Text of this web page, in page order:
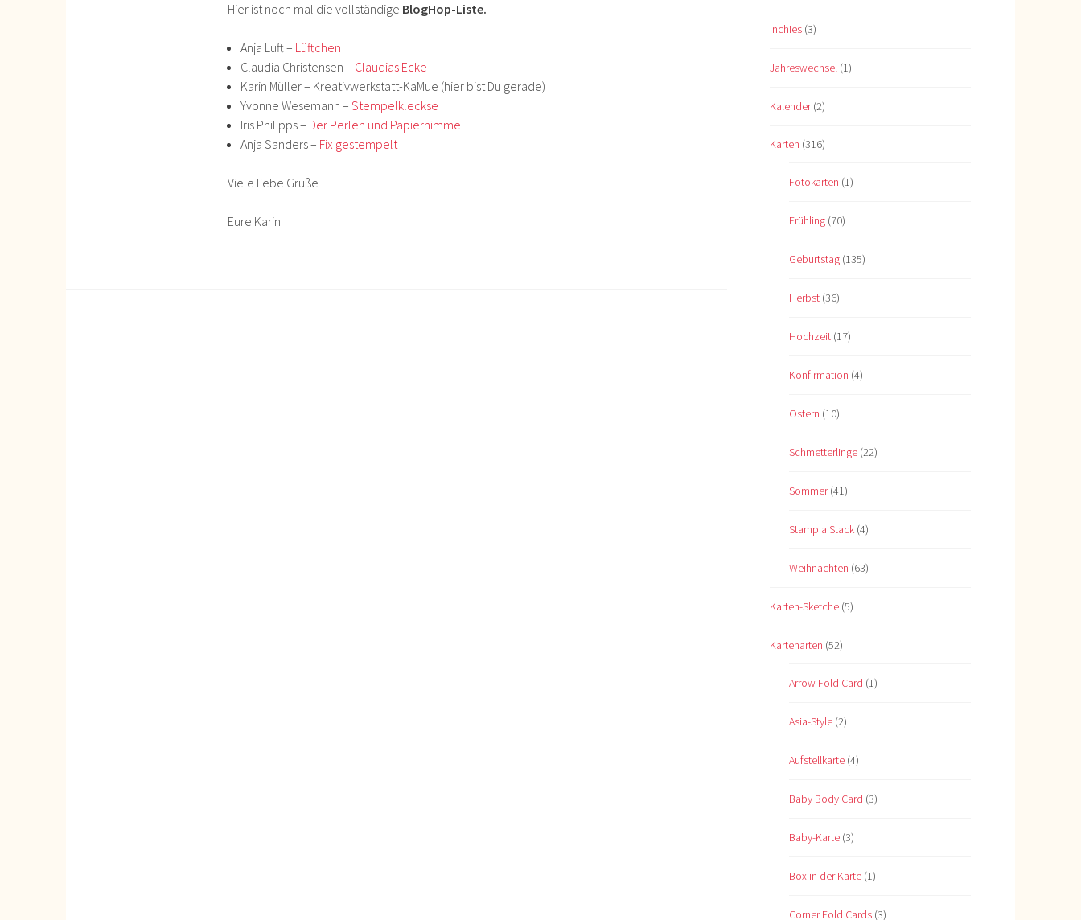
Hier ist noch mal die vollständige BlogHop-Liste.
Anja Luft – Lüftchen
Claudia Christensen – Claudias Ecke
Karin Müller – Kreativwerkstatt-KaMue (hier bist Du gerade)
Yvonne Wesemann – Stempelkleckse
Iris Philipps – Der Perlen und Papierhimmel
Anja Sanders – Fix gestempelt
Viele liebe Grüße
Eure Karin
Inchies (3)
Jahreswechsel (1)
Kalender(2)
Karten (316)
Fotokarten (1)
Frühling (70)
Geburtstag (135)
Herbst (36)
Hochzeit (17)
Konfirmation (4)
Ostern (10)
Schmetterlinge (22)
Sommer(41)
Stamp a Stack (4)
Weihnachten (63)
Karten-Sketche (5)
Kartenarten (52)
Arrow Fold Card (1)
Asia-Style (2)
Aufstellkarte (4)
Baby Body Card (3)
Baby-Karte (3)
Box in der Karte (1)
Corner Fold Cards (3)